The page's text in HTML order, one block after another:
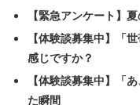
「何もかもが嫌にな
と綴った。問題の友
きりしたことだろう。
【緊急アンケート】
【体験談募集中】「
感じですか？
【体験談募集中】「
た瞬間